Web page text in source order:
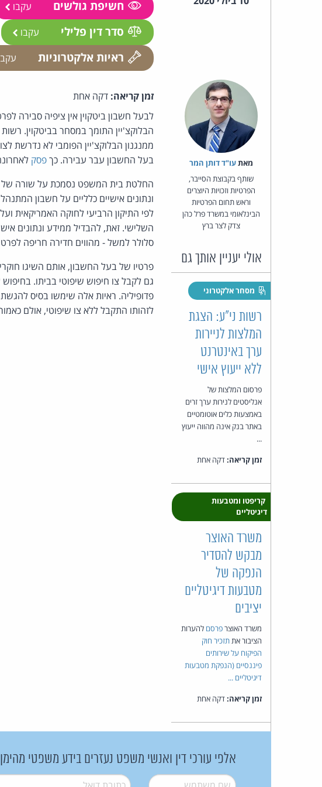
חשיפת גולשים עקבו
סדר דין פלילי עקבו
ראיות אלקטרוניות
מאת‏עו"ד דותן המר
שותף בקבוצת הסייבר,
הפרטיות וזכויות היוצרים
וראש תחום הפרטיות
הבינלאומי במשרד פרל כהן
צדק לצר ברץ
אולי יעניין אותך גם
מסחר אלקטרוני
רשות ני"ע: הצגת
המלצות לניירות
ערך באינטרנט
ללא ייעוץ אישי
פרסום המלצות של
אנליסטים לנירות ערך זרים
באמצעות כלים אוטומטיים
באתר בנק אינה מהווה ייעוץ
...
זמן קריאה:דקה אחת
קריפטו ומטבעות
דיגיטליים
משרד האוצר
מבקש להסדיר
הנפקה של
מטבעות דיגיטליים
יציבים
משרד האוצרפרסם להערות
הציבור אתתזכיר חוק
הפיקוח על שירותים
פיננסיים (הנפקת מטבעות
דיגיטליים ...
זמן קריאה:דקה אחת
זמן קריאה: דקה אחת
לבעל חשבון ביטקוין אין ציפיה סבירה
הבלוקצ'יין התומך במסחר בביטקוין.
ממנגנון הבלוקצ'יין הפומבי לא נדרשת
בעל החשבון עבר עבירה. כךפסק
החלטת בית המשפט נסמכת על שורה של
ונתונים אישיים כלליים על חשבון
לפי התיקון הרביעי לחוקה האמריקאית
השלישי. זאת, להבדיל ממידע ונתונים
סלולר למשל - מהווים חדירה חריפה
פרטיו של בעל החשבון, אותם השיגו
גם לקבל צו חיפוש שיפוטי בביתו.
פדופיליה. ראיות אלה שימשו בסיס
לזהותו התקבל ללא צו שיפוטי, אולם
אלפי עורכי דין ואנשי משפט נעזרים בידע משפטי
שם משתמש* דואל*